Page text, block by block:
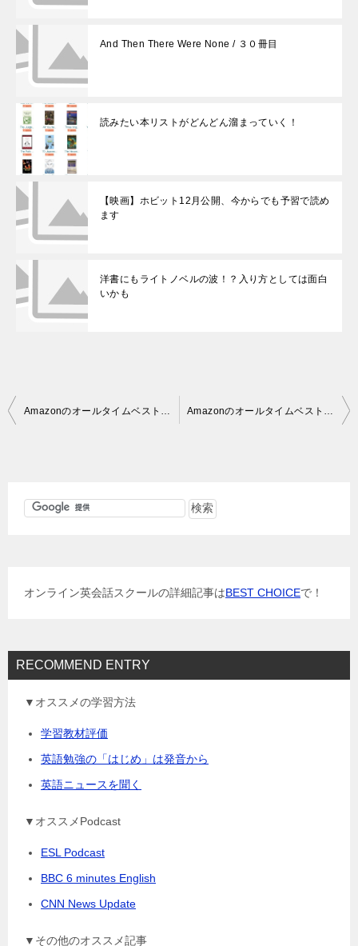
And Then There Were None / ３０冊目
読みたい本リストがどんどん溜まっていく！
【映画】ホビット12月公開、今からでも予習で読め
ます
洋書にもライトノベルの波！？入り方としては面白
いかも
投
Amazonのオールタイムベスト児童文学100から読みやすい洋書を紹介 小学3－4年生向け その5 Amazonのオールタイムベスト児童文学100から読みやすい洋書を紹介 小学5-6年生向け その１
オンライン英会話スクールの詳細記事はBEST CHOICEで！
RECOMMEND ENTRY
▼オススメの学習方法
学習教材評価
英語勉強の「はじめ」は発音から
英語ニュースを聞く
▼オススメPodcast
ESL Podcast
BBC 6 minutes English
CNN News Update
▼その他のオススメ記事